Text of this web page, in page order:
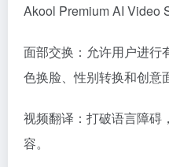
Akool Premium AI Video
面部交换：允许用户进行
色换脸、性别转换和创意
视频翻译：打破语言障碍
容。